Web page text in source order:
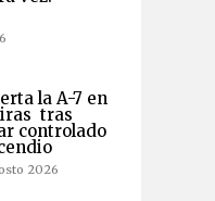
la A-7 en
tras
controlado
2026